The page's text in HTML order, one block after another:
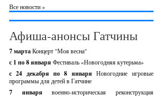
Все новости »
Афиша-анонсы Гатчины
7 мартаКонцерт "Моя весна"
с 1 по 8 января Фестиваль «Новогодняя кутерьма»
с 24 декабря по 8 январяНовогодние игровые
программы для детей в Гатчине
7 январявоенно-историческая реконструкция